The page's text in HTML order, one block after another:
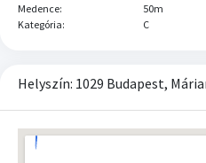
Medence:
50m
Kategória:
C
Helyszín: 1029 Budapest,